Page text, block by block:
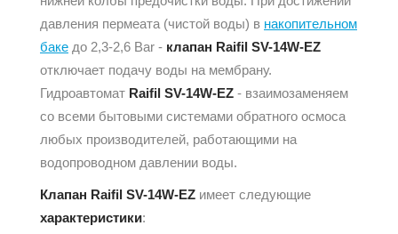
давления пермеата (чистой воды) в накопительном
баке до 2,3-2,6 Bar - клапан Raifil SV-14W-EZ
отключает подачу воды на мембрану.
Гидроавтомат Raifil SV-14W-EZ - взаимозаменяем
со всеми бытовыми системами обратного осмоса
любых производителей, работающими на
водопроводном давлении воды.
Клапан Raifil SV-14W-EZ имеет следующие
характеристики: